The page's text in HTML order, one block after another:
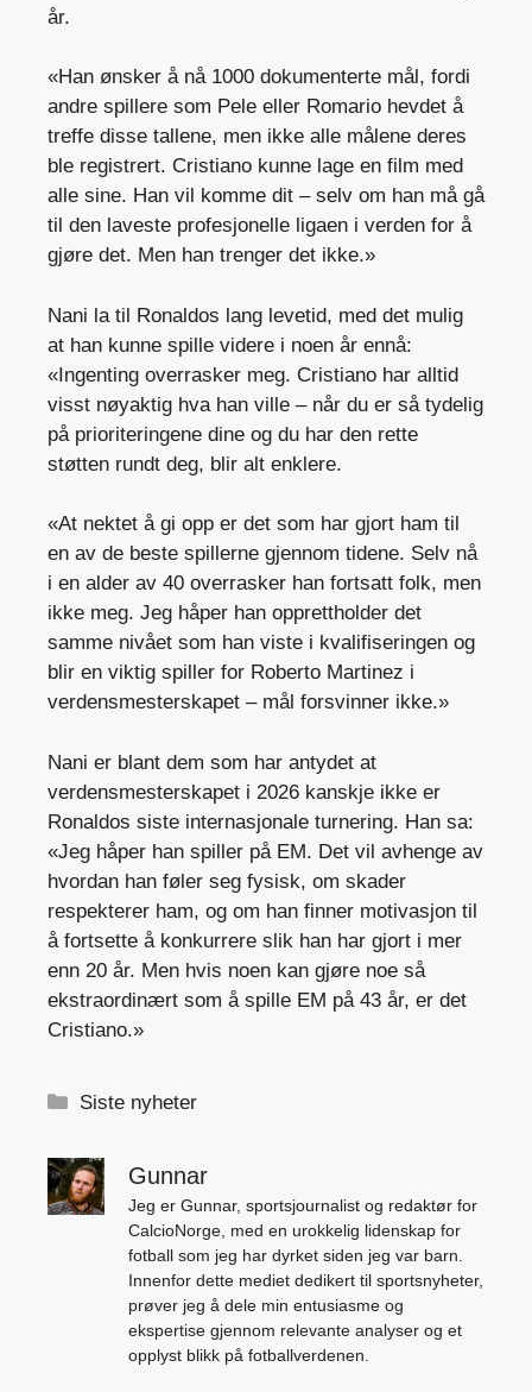
år.
«Han ønsker å nå 1000 dokumenterte mål, fordi
andre spillere som Pele eller Romario hevdet å
treffe disse tallene, men ikke alle målene deres
ble registrert. Cristiano kunne lage en film med
alle sine. Han vil komme dit – selv om han må gå
til den laveste profesjonelle ligaen i verden for å
gjøre det. Men han trenger det ikke.»
Nani la til Ronaldos lang levetid, med det mulig
at han kunne spille videre i noen år ennå:
«Ingenting overrasker meg. Cristiano har alltid
visst nøyaktig hva han ville – når du er så tydelig
på prioriteringene dine og du har den rette
støtten rundt deg, blir alt enklere.
«At nektet å gi opp er det som har gjort ham til
en av de beste spillerne gjennom tidene. Selv nå
i en alder av 40 overrasker han fortsatt folk, men
ikke meg. Jeg håper han opprettholder det
samme nivået som han viste i kvalifiseringen og
blir en viktig spiller for Roberto Martinez i
verdensmesterskapet – mål forsvinner ikke.»
Nani er blant dem som har antydet at
verdensmesterskapet i 2026 kanskje ikke er
Ronaldos siste internasjonale turnering. Han sa:
«Jeg håper han spiller på EM. Det vil avhenge av
hvordan han føler seg fysisk, om skader
respekterer ham, og om han finner motivasjon til
å fortsette å konkurrere slik han har gjort i mer
enn 20 år. Men hvis noen kan gjøre noe så
ekstraordinært som å spille EM på 43 år, er det
Cristiano.»
Kategorier
Siste nyheter
Gunnar
Jeg er Gunnar, sportsjournalist og redaktør for
CalcioNorge, med en urokkelig lidenskap for
fotball som jeg har dyrket siden jeg var barn.
Innenfor dette mediet dedikert til sportsnyheter,
prøver jeg å dele min entusiasme og
ekspertise gjennom relevante analyser og et
opplyst blikk på fotballverdenen.